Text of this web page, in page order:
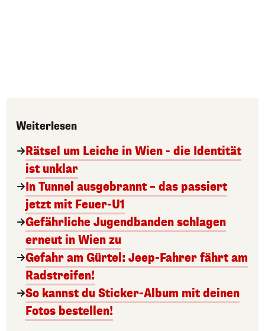
Weiterlesen
Rätsel um Leiche in Wien - die Identität
ist unklar
In Tunnel ausgebrannt – das passiert
jetzt mit Feuer-U1
Gefährliche Jugendbanden schlagen
erneut in Wien zu
Gefahr am Gürtel: Jeep-Fahrer fährt am
Radstreifen!
So kannst du Sticker-Album mit deinen
Fotos bestellen!